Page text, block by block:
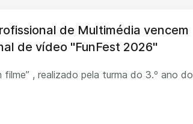
de Multimédia vencem
de vídeo "FunFest 2026"
filme” , realizado pela turma do 3.º ano do